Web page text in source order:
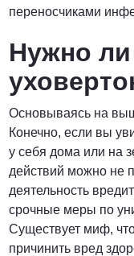
переносчиками
Нужно
Основываясь на
Конечно, если вы
у себя дома или на
действий можно не
деятельность
срочные меры по
Существует миф,
причинить вред